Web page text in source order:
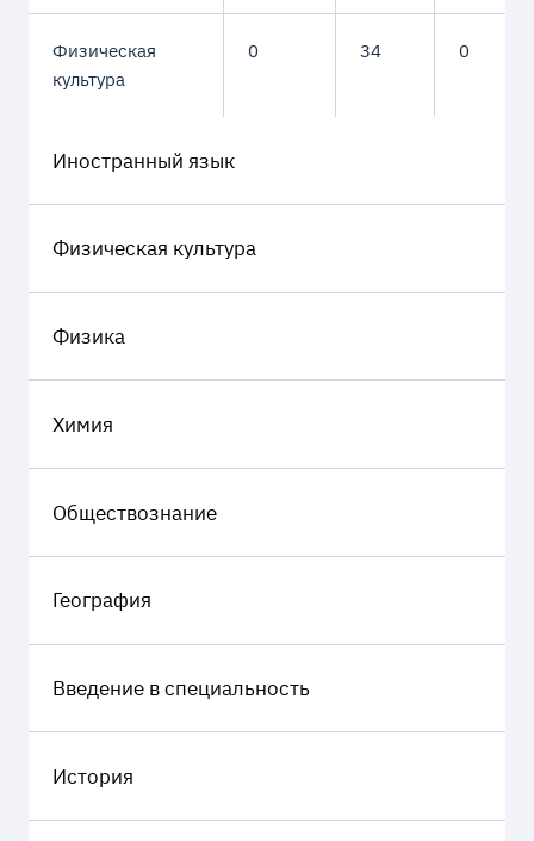
Физическая
культура
0 34 0
Иностранный язык
Физическая культура
Физика
Химия
Обществознание
География
Введение в специальность
История